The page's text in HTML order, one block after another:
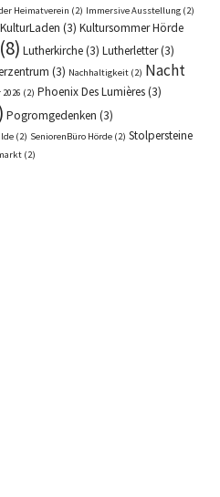
Heimatverein (2) Immersive Ausstellung (2)
KulturLaden (3) Kultursommer Hörde
(8) Lutherkirche(3) Lutherletter(3)
(3) Nachhaltigkeit (2) Nacht
(2) Phoenix Des Lumières(3)
Pogromgedenken (3)
(2) SeniorenBüro Hörde (2) Stolpersteine
(2)